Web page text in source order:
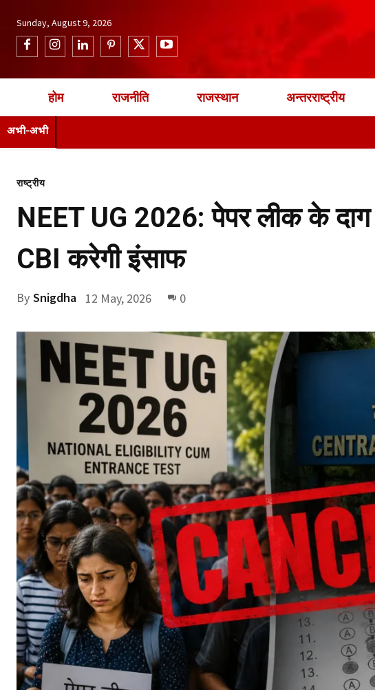
Sunday, August 9, 2026
होम राजनीति राजस्थान अन्तरराष्ट्रीय
अभी-अभी
राष्ट्रीय
NEET UG 2026: पेपर लीक के दाग
CBI करेगी इंसाफ
By Snigdha 12 May, 2026 0